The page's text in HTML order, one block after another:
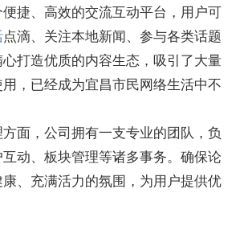
捷、高效的交流互动平台，用户可
点滴、关注本地新闻、参与各类话题
打造优质的内容生态，吸引了大量
，已经成为宜昌市民网络生活中不
面，公司拥有一支专业的团队，负
动、板块管理等诸多事务。确保论
、充满活力的氛围，为用户提供优